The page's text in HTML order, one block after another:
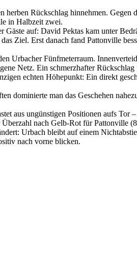
Rückschlag hinnehmen.
in Halbzeit zwei.
auf: David Pektas kam unter
Ziel. Erst danach fand Pattonville
Urbacher Fünfmeterraum.
Netz. Ein schmerzhafter
echten Höhepunkt: Ein direkt
dominierte man das Geschehen
aus ungünstigen Positionen aufs
nach Gelb-Rot für Pattonville
Urbach bleibt auf einem
nach vorne blicken.